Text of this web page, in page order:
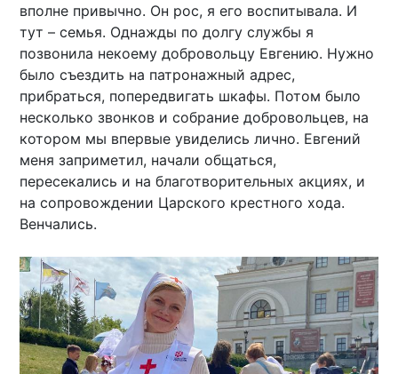
вполне привычно. Он рос, я его воспитывала. И
тут – семья. Однажды по долгу службы я
позвонила некоему добровольцу Евгению. Нужно
было съездить на патронажный адрес,
прибраться, попередвигать шкафы. Потом было
несколько звонков и собрание добровольцев, на
котором мы впервые увиделись лично. Евгений
меня заприметил, начали общаться,
пересекались и на благотворительных акциях, и
на сопровождении Царского крестного хода.
Венчались.